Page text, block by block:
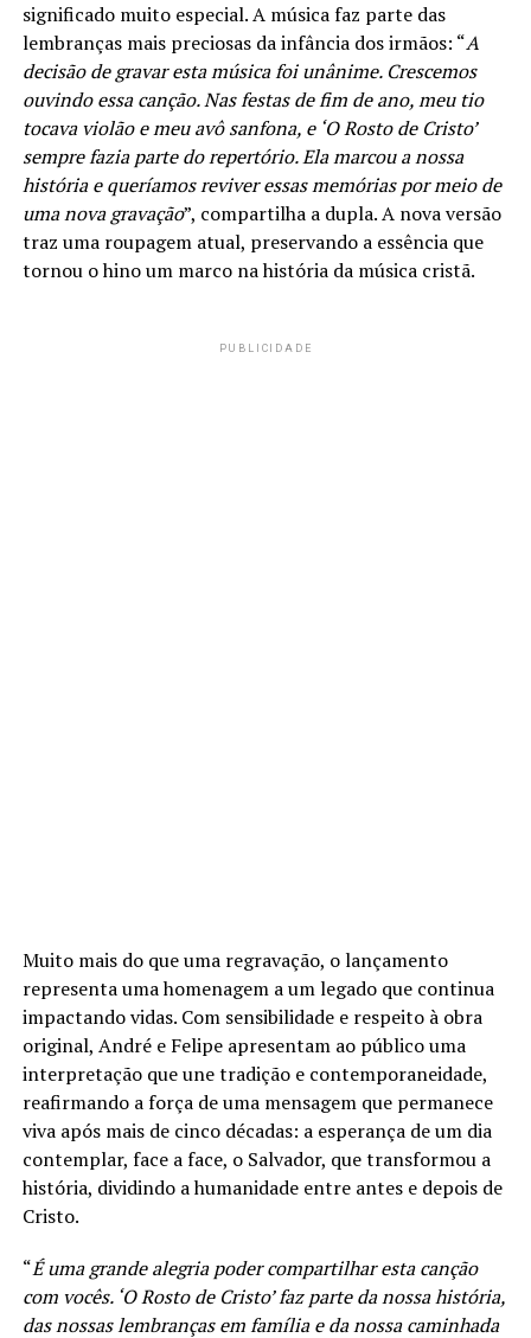
significado muito especial. A música faz parte das
lembranças mais preciosas da infância dos irmãos: “A
decisão de gravar esta música foi unânime. Crescemos
ouvindo essa canção. Nas festas de fim de ano, meu tio
tocava violão e meu avô sanfona, e ‘O Rosto de Cristo’
sempre fazia parte do repertório. Ela marcou a nossa
história e queríamos reviver essas memórias por meio de
uma nova gravação”, compartilha a dupla. A nova versão
traz uma roupagem atual, preservando a essência que
tornou o hino um marco na história da música cristã.
PUBLICIDADE
Muito mais do que uma regravação, o lançamento
representa uma homenagem a um legado que continua
impactando vidas. Com sensibilidade e respeito à obra
original, André e Felipe apresentam ao público uma
interpretação que une tradição e contemporaneidade,
reafirmando a força de uma mensagem que permanece
viva após mais de cinco décadas: a esperança de um dia
contemplar, face a face, o Salvador, que transformou a
história, dividindo a humanidade entre antes e depois de
Cristo.
“É uma grande alegria poder compartilhar esta canção
com vocês. ‘O Rosto de Cristo’ faz parte da nossa história,
das nossas lembranças em família e da nossa caminhada